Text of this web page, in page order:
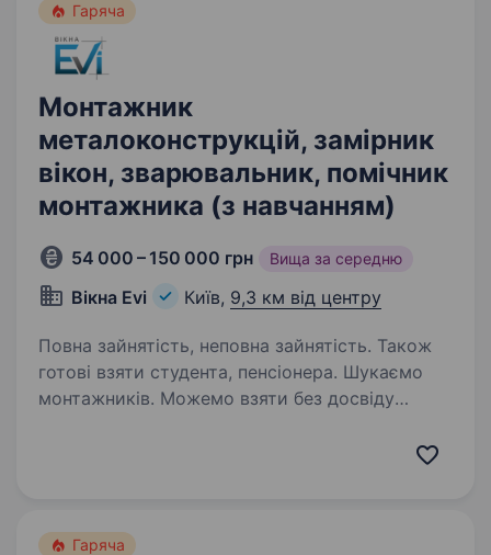
Гаряча
Монтажник
металоконструкцій, замірник
вікон, зварювальник, помічник
монтажника (з навчанням)
54 000 – 150 000 грн Вища за середню
Вікна Evi Київ, 9,3 км від центру
Повна зайнятість, неповна зайнятість. Також
готові взяти студента, пенсіонера. Шукаємо
монтажників. Можемо взяти без досвіду
що спрощує…
Гаряча